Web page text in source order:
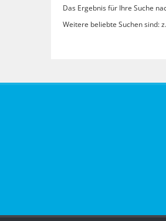
Das Ergebnis für Ihre Suche
Weitere beliebte Suchen sind: